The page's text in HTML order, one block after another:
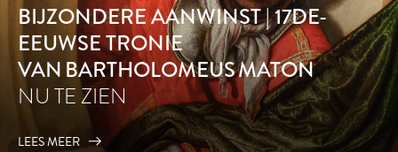
BIJZONDERE AANWINST | 17DE-
EEUWSE TRONIE
VAN BARTHOLOMEUS MATON
NU TE ZIEN
LEES MEER